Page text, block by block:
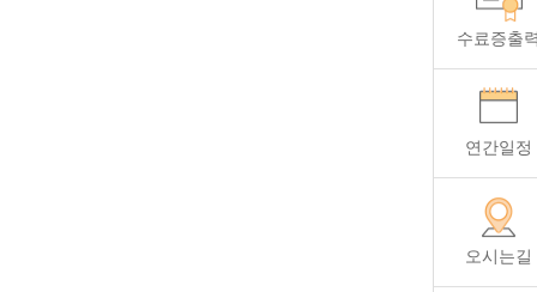
수료증출
연간일정
오시는길